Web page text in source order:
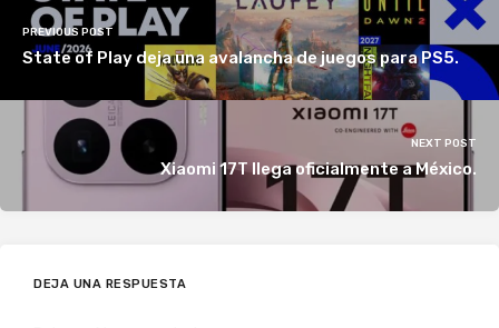
PREVIOUS POST
State of Play deja una avalancha de juegos para PS5.
NEXT POST
Xiaomi 17T llega oficialmente a México.
DEJA UNA RESPUESTA